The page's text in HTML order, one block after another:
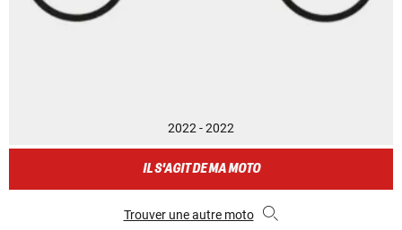
2022 - 2022
IL S'AGIT DE MA MOTO
Trouver une autre moto